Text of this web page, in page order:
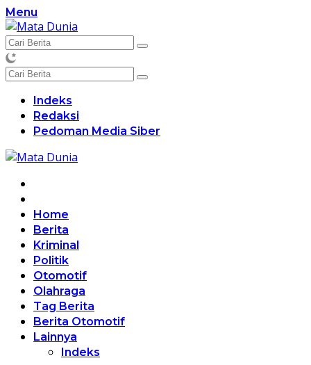
Langsung
ke
konten
Menu
Indeks
Redaksi
Pedoman Media Siber
Home
Berita
Kriminal
Politik
Otomotif
Olahraga
Tag Berita
Berita Otomotif
Lainnya
Indeks